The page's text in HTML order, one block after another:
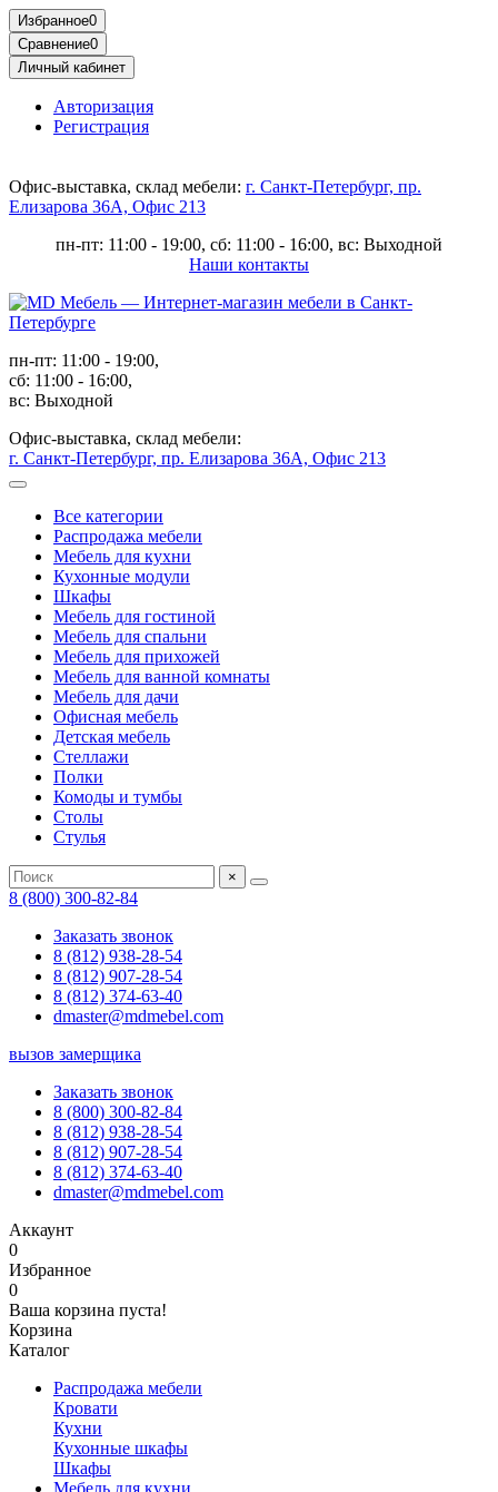
Избранное0
Сравнение0
Личный кабинет
Авторизация
Регистрация
Офис-выставка, склад мебели: г. Санкт-Петербург, пр.
Елизарова 36А, Офис 213
пн-пт: 11:00 - 19:00, сб: 11:00 - 16:00, вс: Выходной
Наши контакты
пн-пт: 11:00 - 19:00,
сб: 11:00 - 16:00,
вс: Выходной
Офис-выставка, склад мебели:
г. Санкт-Петербург, пр. Елизарова 36А, Офис 213
Все категории
Распродажа мебели
Мебель для кухни
Кухонные модули
Шкафы
Мебель для гостиной
Мебель для спальни
Мебель для прихожей
Мебель для ванной комнаты
Мебель для дачи
Офисная мебель
Детская мебель
Стеллажи
Полки
Комоды и тумбы
Столы
Стулья
×
8 (800) 300-82-84
Заказать звонок
8 (812) 938-28-54
8 (812) 907-28-54
8 (812) 374-63-40
dmaster@mdmebel.com
вызов замерщика
Заказать звонок
8 (800) 300-82-84
8 (812) 938-28-54
8 (812) 907-28-54
8 (812) 374-63-40
dmaster@mdmebel.com
Аккаунт
0
Избранное
0
Ваша корзина пуста!
Корзина
Каталог
Распродажа мебели
Кровати
Кухни
Кухонные шкафы
Шкафы
Мебель для кухни